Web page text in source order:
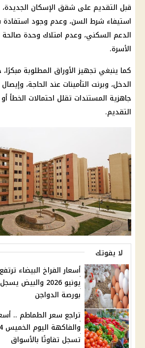
قبل التقديم على شقق الإسكان
استيفاء شرط السن، وعدم وجود
الدعم السكني، وعدم امتلاك وحدة
الأسرة.
كما ينبغي تجهيز الأوراق المطلوبة
الدخل، وبرنت التأمينات عند الحاجة،
جاهزية المستندات تقلل احتمالات الخطأ
التقديم.
لا يفوتك
يونيو 2026
بورصة الدواجن
تراجع سعر الطماطم ..
تسجل تفاوتًا بالأسواق